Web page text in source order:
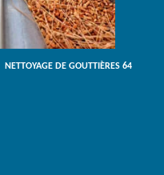
NETTOYAGE DE GOUTTIÈRES 64